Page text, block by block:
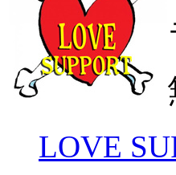
LOVE